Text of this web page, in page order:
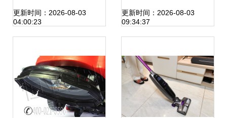
一体机助力物业保
效作业
更新时间：2026-08-03
04:00:23
购指南与市场排名
更新时间：2026-08-03
09:34:37